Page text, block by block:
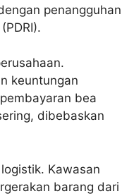
penangguhan
keuntungan
bea
dibebaskan
Kawasan
barang dari